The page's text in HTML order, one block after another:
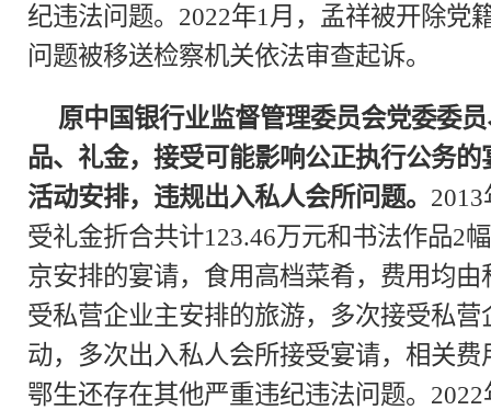
纪违法问题。2022年1月，孟祥被开除党
问题被移送检察机关依法审查起诉。
原中国银行业监督管理委员会党委委
品、礼金，接受可能影响公正执行公务
活动安排，违规出入私人会所问题。
受礼金折合共计123.46万元和书法作品2
京安排的宴请，食用高档菜肴，费用均
受私营企业主安排的旅游，多次接受私
动，多次出入私人会所接受宴请，相关
鄂生还存在其他严重违纪违法问题。